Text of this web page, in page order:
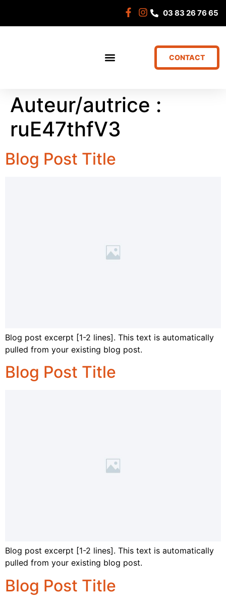
03 83 26 76 65
CONTACT
Auteur/autrice :
ruE47thfV3
Blog Post Title
Blog post excerpt [1-2 lines]. This text is automatically
pulled from your existing blog post.
Blog Post Title
Blog post excerpt [1-2 lines]. This text is automatically
pulled from your existing blog post.
Blog Post Title